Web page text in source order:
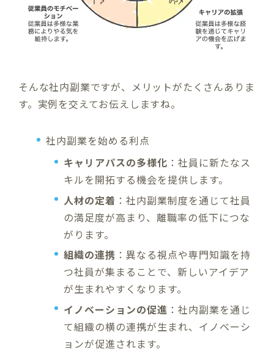
そんな社内副業ですが、メリットがたくさんありま
す。実例を交えてお伝えしますね。
社内副業を始める利点
キャリアパスの多様化 ：社員に新たなス
キルを開拓する機会を提供します。
人材の定着 ：社内副業制度を通じて社員
の満足度が高まり、離職率の低下につな
がります。
組織の連携 ：異なる視点や専門知識を持
つ社員が集まることで、新しいアイデア
が生まれやすくなります。
イノベーションの促進 ：社内副業を通じ
て組織の横の連携が生まれ、イノベーシ
ョンが促進されます。